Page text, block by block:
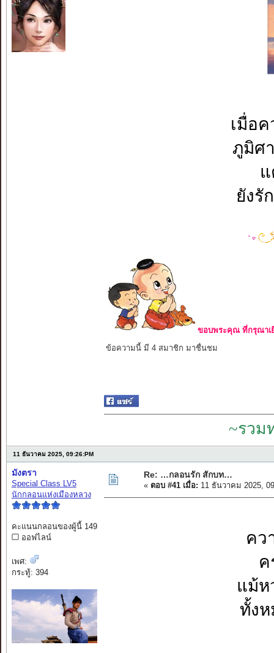
เมื่อ
ภูมิศ
ยังรั
ขอบพระคุณ ที่กรุณาเ
ข้อความนี้ มี 4 สมาชิก มาชื่นชม
~รวม
11 ธันวาคม 2025, 09:26:PM
มังตรา
Special Class LV5
นักกลอนแห่งเมืองหลวง
คะแนนกลอนของผู้นี้ 149
ออฟไลน์
เพศ:
กระทู้: 394
Re: …กลอนรัก สักบท…
« ตอบ #41 เมื่อ: 11 ธันวาคม 2025,
คว
ค
แม้ห
ทั้ง